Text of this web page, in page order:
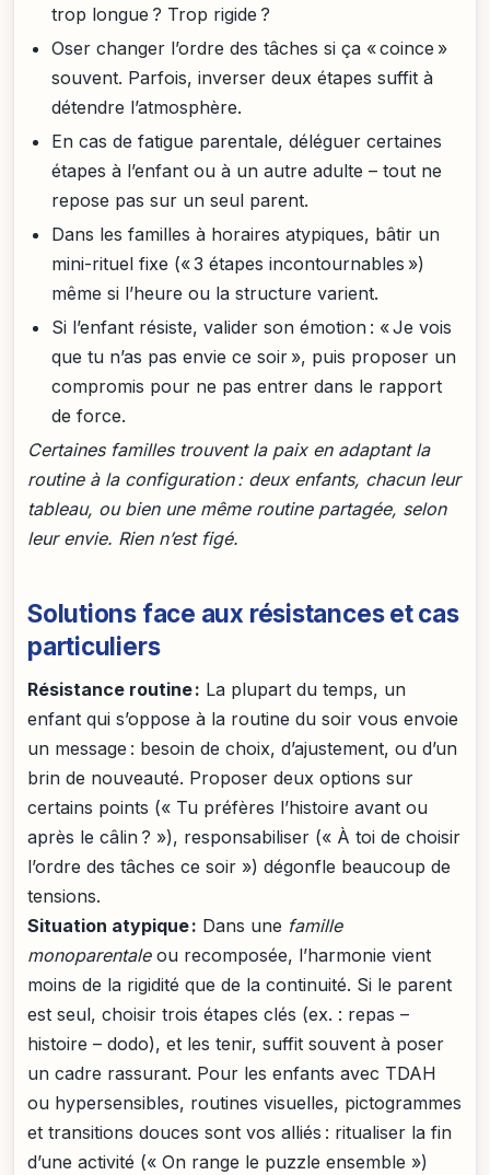
trop longue ? Trop rigide ?
Oser changer l’ordre des tâches si ça « coince »
souvent. Parfois, inverser deux étapes suffit à
détendre l’atmosphère.
En cas de fatigue parentale, déléguer certaines
étapes à l’enfant ou à un autre adulte – tout ne
repose pas sur un seul parent.
Dans les familles à horaires atypiques, bâtir un
mini-rituel fixe (« 3 étapes incontournables »)
même si l’heure ou la structure varient.
Si l’enfant résiste, valider son émotion : « Je vois
que tu n’as pas envie ce soir », puis proposer un
compromis pour ne pas entrer dans le rapport
de force.
Certaines familles trouvent la paix en adaptant la
routine à la configuration : deux enfants, chacun leur
tableau, ou bien une même routine partagée, selon
leur envie. Rien n’est figé.
Solutions face aux résistances et cas
particuliers
Résistance routine : La plupart du temps, un
enfant qui s’oppose à la routine du soir vous envoie
un message : besoin de choix, d’ajustement, ou d’un
brin de nouveauté. Proposer deux options sur
certains points (« Tu préfères l’histoire avant ou
après le câlin ? »), responsabiliser (« À toi de choisir
l’ordre des tâches ce soir ») dégonfle beaucoup de
tensions.
Situation atypique : Dans une famille
monoparentaleou recomposée, l’harmonie vient
moins de la rigidité que de la continuité. Si le parent
est seul, choisir trois étapes clés (ex. : repas –
histoire – dodo), et les tenir, suffit souvent à poser
un cadre rassurant. Pour les enfants avec TDAH
ou hypersensibles, routines visuelles, pictogrammes
et transitions douces sont vos alliés : ritualiser la fin
d’une activité (« On range le puzzle ensemble »)